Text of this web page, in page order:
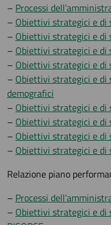
– Processi
– Obiettivi strategici e di
– Obiettivi strategici e di
– Obiettivi strategici e di
– Obiettivi strategici e di
– Obiettivi strategici e di
demografici
– Obiettivi strategici e di
– Obiettivi strategici e di
– Obiettivi strategici e di
– Obiettivi strategici e di
Relazione piano
– Processi
– Obiettivi strategici e di